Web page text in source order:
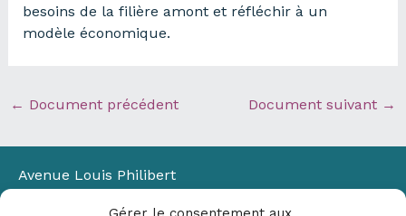
besoins de la filière amont et réfléchir à un
modèle économique.
← Document précédent Document suivant →
Avenue Louis Philibert